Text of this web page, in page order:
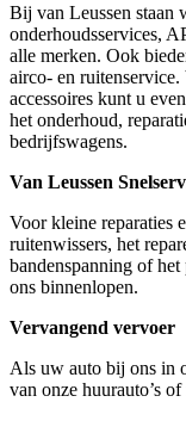
Bij van Leussen staan
onderhoudsservices,
alle merken. Ook
airco- en ruitenservice.
accessoires kunt u
het onderhoud,
bedrijfswagens.
Van Leussen
Voor kleine reparaties
ruitenwissers, het
bandenspanning of
ons binnenlopen.
Vervangend vervoer
Als uw auto bij ons in
van onze huurauto’s